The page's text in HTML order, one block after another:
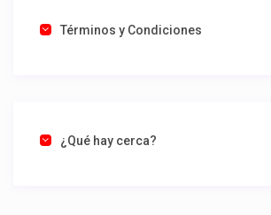
Términos y Condiciones
¿Qué hay cerca?